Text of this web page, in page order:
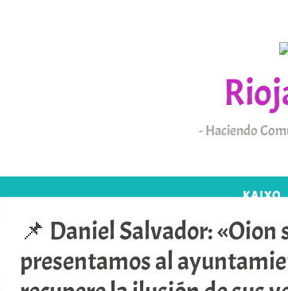
Haciendo
KAIXO
📌 Daniel Salvador: «Oion
presentamos al